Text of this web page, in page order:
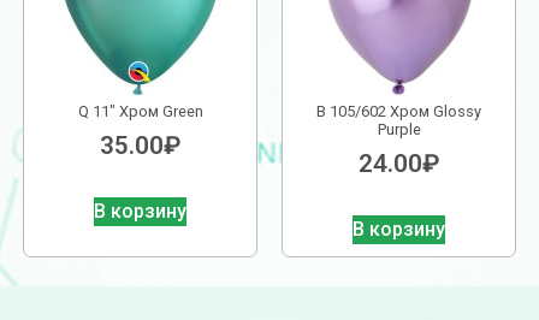
Q 11″ Хром Green
35.00₽
В корзину
В 105/602 Хром Glossy
Purple
24.00₽
В корзину